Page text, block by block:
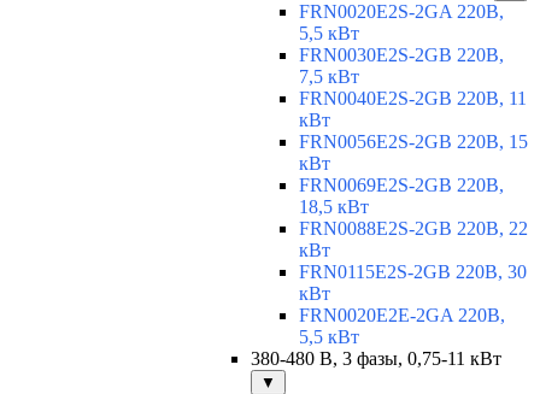
FRN0020E2S-2GA 220В,
5,5 кВт
FRN0030E2S-2GB 220В,
7,5 кВт
FRN0040E2S-2GB 220В, 11
кВт
FRN0056E2S-2GB 220В, 15
кВт
FRN0069E2S-2GB 220В,
18,5 кВт
FRN0088E2S-2GB 220В, 22
кВт
FRN0115E2S-2GB 220В, 30
кВт
FRN0020E2E-2GA 220В,
5,5 кВт
380-480 В, 3 фазы, 0,75-11 кВт
▼